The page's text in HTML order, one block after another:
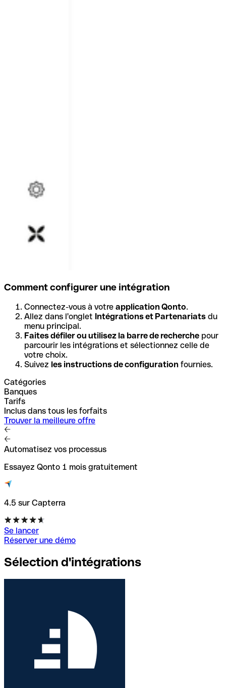
Comment configurer une intégration
Connectez-vous à votre application Qonto.
Allez dans l'onglet Intégrations et Partenariats du
menu principal.
Faites défiler ou utilisez la barre de recherche pour
parcourir les intégrations et sélectionnez celle de
votre choix.
Suivez les instructions de configuration fournies.
Catégories
Banques
Tarifs
Inclus dans tous les forfaits
Trouver la meilleure offre
Automatisez vos processus
Essayez Qonto 1 mois gratuitement
4.5 sur Capterra
Se lancer
Réserver une démo
Sélection d'intégrations